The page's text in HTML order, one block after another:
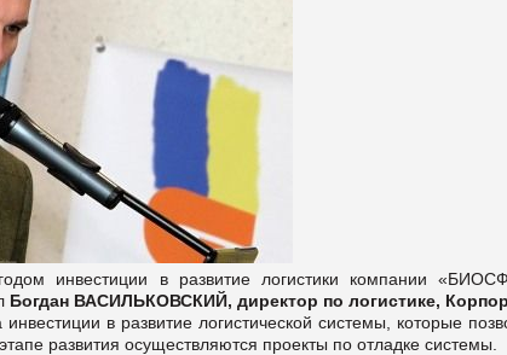
инвестиции в развитие логистики компании
Богдан ВАСИЛЬКОВСКИЙ, директор по логистике,
в развитие логистической системы, которые
развития осуществляются проекты по отладке системы.